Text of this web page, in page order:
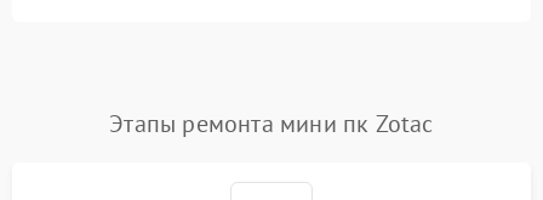
Этапы ремонта мини пк Zotac